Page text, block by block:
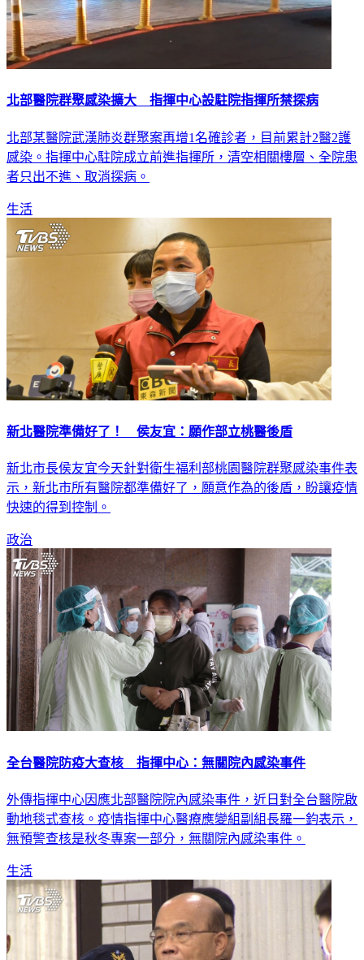
北部醫院群聚感染擴大 指揮中心設駐院指揮所禁探病
北部某醫院武漢肺炎群聚案再增1名確診者，目前累計2醫2護
感染。指揮中心駐院成立前進指揮所，清空相關樓層、全院患
者只出不進、取消探病。
生活
新北醫院準備好了！ 侯友宜：願作部立桃醫後盾
新北市長侯友宜今天針對衛生福利部桃園醫院群聚感染事件表
示，新北市所有醫院都準備好了，願意作為的後盾，盼讓疫情
快速的得到控制。
政治
全台醫院防疫大查核 指揮中心：無關院內感染事件
外傳指揮中心因應北部醫院院內感染事件，近日對全台醫院啟
動地毯式查核。疫情指揮中心醫療應變組副組長羅一鈞表示，
無預警查核是秋冬專案一部分，無關院內感染事件。
生活